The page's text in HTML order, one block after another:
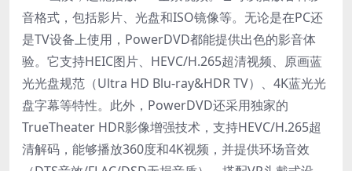
音格式，包括影片、光盘和ISO镜像等。无论是在PC还
是TV设备上使用，PowerDVD都能提供出色的影音体
验。它支持HEIC图片、HEVC/H.265超清视频、原画蓝
光光盘规范（Ultra HD Blu-ray&HDR TV）、4K蓝光光
盘字幕等特性。此外，PowerDVD还采用独家的
TrueTheater HDR影像增强技术，支持HEVC/H.265超
清解码，能够播放360度和4K视频，并提供环场音效